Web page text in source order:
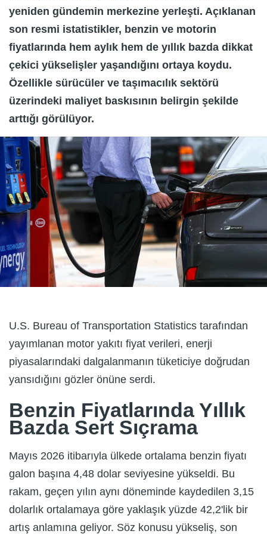
yeniden gündemin merkezine yerleşti. Açıklanan
son resmi istatistikler, benzin ve motorin
fiyatlarında hem aylık hem de yıllık bazda dikkat
çekici yükselişler yaşandığını ortaya koydu.
Özellikle sürücüler ve taşımacılık sektörü
üzerindeki maliyet baskısının belirgin şekilde
arttığı görülüyor.
U.S. Bureau of Transportation Statistics tarafından
yayımlanan motor yakıtı fiyat verileri, enerji
piyasalarındaki dalgalanmanın tüketiciye doğrudan
yansıdığını gözler önüne serdi.
Benzin Fiyatlarında Yıllık
Bazda Sert Sıçrama
Mayıs 2026 itibarıyla ülkede ortalama benzin fiyatı
galon başına 4,48 dolar seviyesine yükseldi. Bu
rakam, geçen yılın aynı döneminde kaydedilen 3,15
dolarlık ortalamaya göre yaklaşık yüzde 42,2'lik bir
artış anlamına geliyor. Söz konusu yükseliş, son